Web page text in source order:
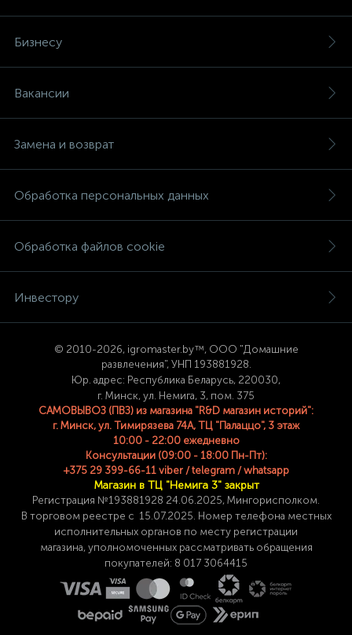
Бизнесу
Вакансии
Замена и возврат
Обработка персональных данных
Обработка файлов cookie
Инвестору
© 2010-2026, igromaster.by™, ООО "Домашние
развлечения", УНП 193881928.
Юр. адрес: Республика Беларусь, 220030,
г. Минск, ул. Немига, 3, пом. 375
САМОВЫВОЗ (ПВЗ) из магазина "R&D магазин историй":
г. Минск, ул. Тимирязева 74A, ТЦ "Палаццо", 3 этаж
10:00 - 22:00 ежедневно
Консультации (09:00 - 18:00 Пн-Пт):
+375 29 399-66-11 viber / telegram / whatsapp
Магазин в ТЦ "Немига 3" закрыт
Регистрация №193881928 24.06.2025, Мингорисполком.
В торговом реестре с 15.07.2025. Номер телефона местных
исполнительных органов по месту регистрации
магазина,уполномоченных рассматривать обращения
покупателей: 8 017 3064415